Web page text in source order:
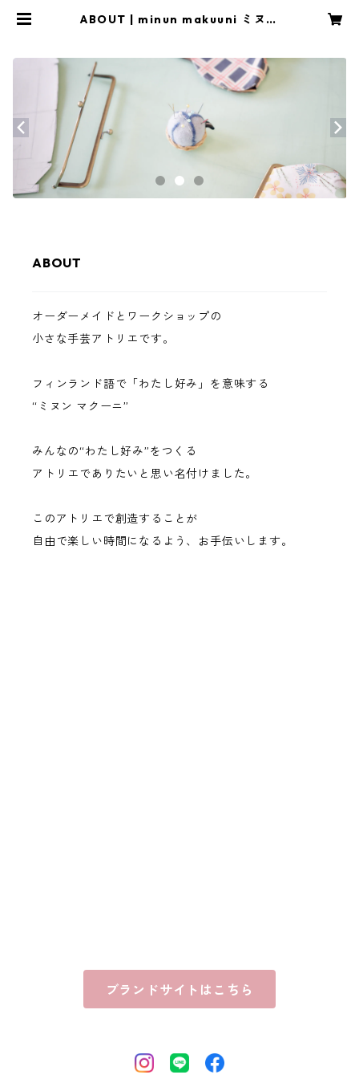
ABOUT | minun makuuni ミヌン
ABOUT
オーダーメイドとワークショップの
小さな手芸アトリエです。
フィンランド語で「わたし好み」を意味する
“ミヌン マクーニ”
みんなの“わたし好み”をつくる
アトリエでありたいと思い名付けました。
このアトリエで創造することが
自由で楽しい時間になるよう、お手伝いします。
ブランドサイトはこちら